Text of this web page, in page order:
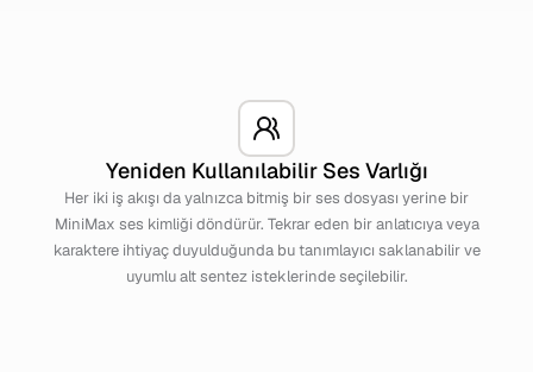
Yeniden Kullanılabilir Ses Varlığı
Her iki iş akışı da yalnızca bitmiş bir ses dosyası yerine bir
MiniMax ses kimliği döndürür. Tekrar eden bir anlatıcıya veya
karaktere ihtiyaç duyulduğunda bu tanımlayıcı saklanabilir ve
uyumlu alt sentez isteklerinde seçilebilir.